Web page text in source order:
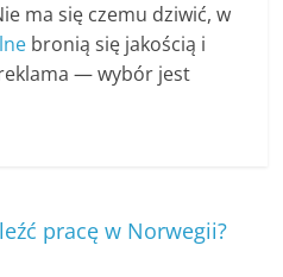
ma się czemu dziwić, w
bronią się jakością i
— wybór jest
pracę w Norwegii?